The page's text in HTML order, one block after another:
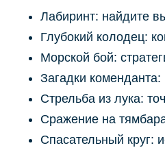
Лабиринт: найдите
Глубокий колодец:
Морской бой:
Загадки
Стрельба из лука:
Сражение на
Спасательный круг: